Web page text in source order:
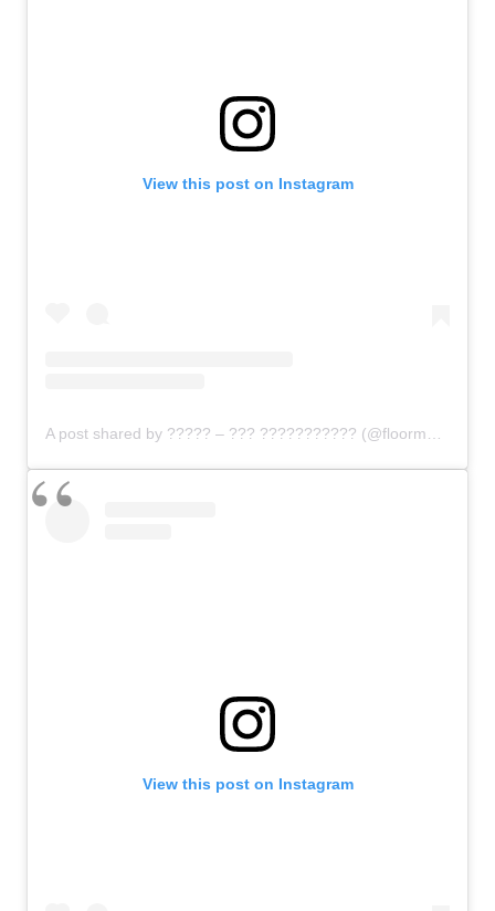
View this post on Instagram
A post shared by ????? – ??? ??????????? (@floormasselink)
View this post on Instagram